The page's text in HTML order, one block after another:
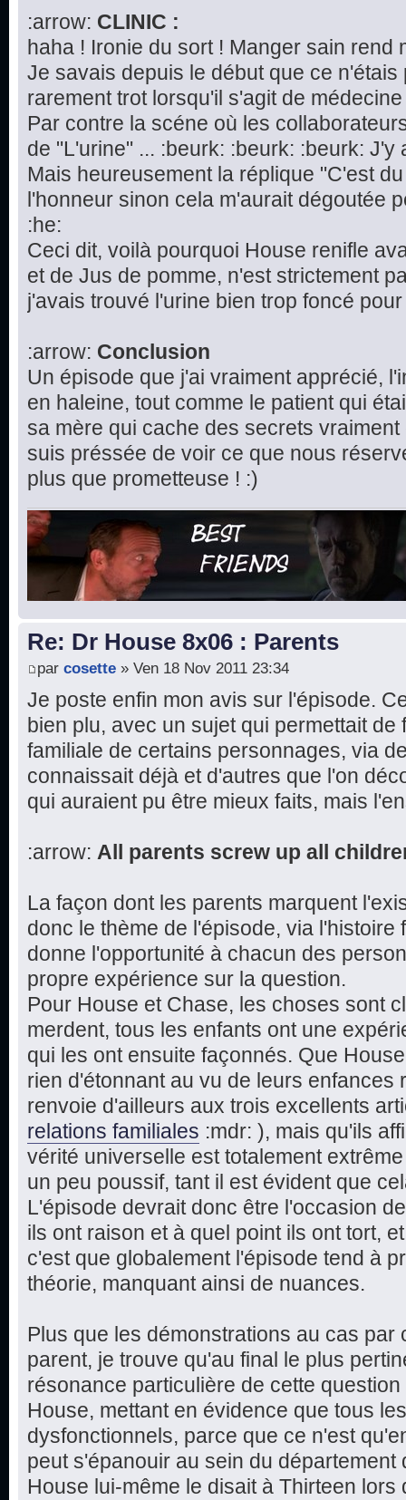
:arrow: CLINIC :
haha ! Ironie du sort ! Manger sain rend
Je savais depuis le début que ce
rarement trot lorsqu'il s'agit de
Par contre la scéne où les
de "L'urine" ... :beurk: :beurk: :beurk:
Mais heureusement la réplique "C'est
l'honneur sinon cela m'aurait dégoutée
:he:
Ceci dit, voilà pourquoi House renifle
et de Jus de pomme, n'est strictement
j'avais trouvé l'urine bien trop foncé
:arrow: Conclusion
Un épisode que j'ai vraiment apprécié,
en haleine, tout comme le patient qui
sa mère qui cache des secrets
suis préssée de voir ce que nous
plus que prometteuse ! :)
Re: Dr House 8x06 : Parents
par cosette » Ven 18 Nov 2011 23:34
Je poste enfin mon avis sur l'épisode.
bien plu, avec un sujet qui permettait
familiale de certains personnages, via
connaissait déjà et d'autres que l'on
qui auraient pu être mieux faits, mais
:arrow: All parents screw up all
La façon dont les parents marquent
donc le thème de l'épisode, via l'histoire
donne l'opportunité à chacun des
propre expérience sur la question.
Pour House et Chase, les choses sont
merdent, tous les enfants ont une
qui les ont ensuite façonnés. Que
rien d'étonnant au vu de leurs enfances
renvoie d'ailleurs aux trois excellents
relations familiales :mdr: ), mais qu'ils
vérité universelle est totalement
un peu poussif, tant il est évident que
L'épisode devrait donc être l'occasion
ils ont raison et à quel point ils ont tort,
c'est que globalement l'épisode tend à
théorie, manquant ainsi de nuances.
Plus que les démonstrations au cas par
parent, je trouve qu'au final le plus
résonance particulière de cette
House, mettant en évidence que tous
dysfonctionnels, parce que ce n'est
peut s'épanouir au sein du département
House lui-même le disait à Thirteen lors